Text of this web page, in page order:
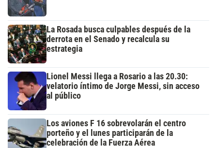
La Rosada busca culpables después de la
derrota en el Senado y recalcula su
estrategia
Lionel Messi llega a Rosario a las 20.30:
velatorio íntimo de Jorge Messi, sin acceso
al público
Los aviones F 16 sobrevolarán el centro
porteño y el lunes participarán de la
celebración de la Fuerza Aérea